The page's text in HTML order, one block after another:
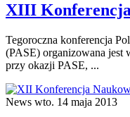
XIII
Tegoroczna konferencja
(PASE) organizowana jest
przy okazji PASE, ...
News wto. 14 maja 2013